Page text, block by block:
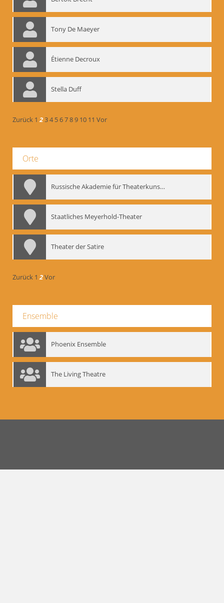
Tony De Maeyer
Étienne Decroux
Stella Duff
Zurück 1 234 56789 10 11 Vor
Orte
Russische Akademie für Theaterkunst – GITIS
Staatliches Meyerhold-Theater
Theater der Satire
Zurück 1 2Vor
Ensemble
Phoenix Ensemble
The Living Theatre